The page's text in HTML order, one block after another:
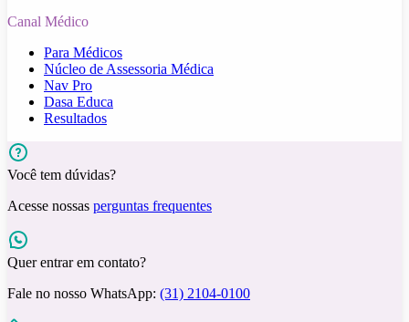
Canal Médico
Para Médicos
Núcleo de Assessoria Médica
Nav Pro
Dasa Educa
Resultados
Você tem dúvidas?
Acesse nossas perguntas frequentes
Quer entrar em contato?
Fale no nosso WhatsApp: (31) 2104-0100